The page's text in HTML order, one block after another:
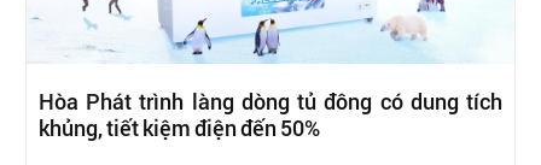
Hòa Phát trình làng dòng tủ đông có dung tích
khủng, tiết kiệm điện đến 50%